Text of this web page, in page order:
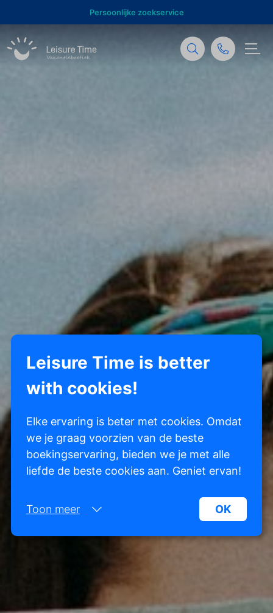
Behulpzame support
Leisure Time is better
with cookies!
Elke ervaring is beter met cookies. Omdat
we je graag voorzien van de beste
boekingservaring, bieden we je met alle
liefde de beste cookies aan. Geniet ervan!
Toon meer OK
paginanavigatie en toegang tot beveiligde
gedeelten van de website mogelijk te maken.